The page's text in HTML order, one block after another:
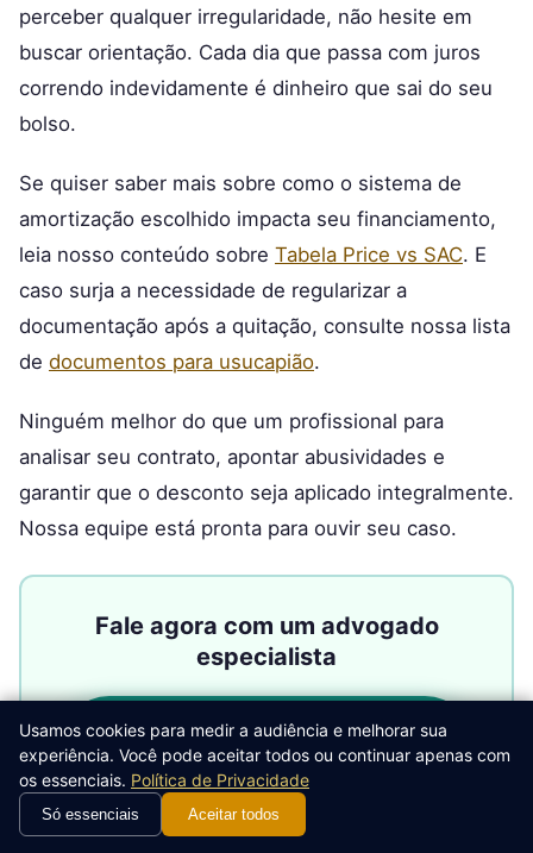
perceber qualquer irregularidade, não hesite em
buscar orientação. Cada dia que passa com juros
correndo indevidamente é dinheiro que sai do seu
bolso.
Se quiser saber mais sobre como o sistema de
amortização escolhido impacta seu financiamento,
leia nosso conteúdo sobre Tabela Price vs SAC. E
caso surja a necessidade de regularizar a
documentação após a quitação, consulte nossa lista
de documentos para usucapião.
Ninguém melhor do que um profissional para
analisar seu contrato, apontar abusividades e
garantir que o desconto seja aplicado integralmente.
Nossa equipe está pronta para ouvir seu caso.
Fale agora com um advogado
especialista
Falar com Advogado no
WhatsApp
Usamos cookies para medir a audiência e melhorar sua
experiência. Você pode aceitar todos ou continuar apenas com
os essenciais. Política de Privacidade
Só essenciais Aceitar todos